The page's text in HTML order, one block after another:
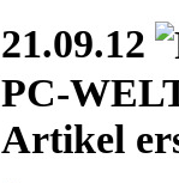
21.09.12
PC-
Artikel